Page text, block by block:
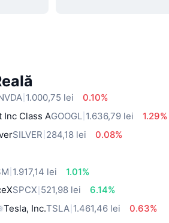
1.000,75 lei
0.10%
Inc Class AGOOGL 1.636,79 lei
1.29%
SILVER 284,18 lei
0.08%
1.917,14 lei
1.01%
SPCX 521,98 lei
6.14%
Tesla, Inc.TSLA 1.461,46 lei
0.63%